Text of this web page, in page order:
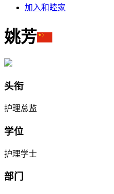
加入和睦家
姚芳
头衔
护理总监
学位
护理学士
部门